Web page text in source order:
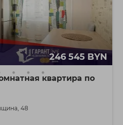
246 545 BYN
квартира по
48